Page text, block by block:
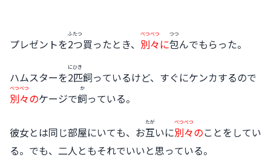
プレゼントを2つ
ふたつ
買ったとき、 別々
べつべつ
に包
つつ
んでもらった。
ハムスターを2匹
にひき
飼っているけど、すぐにケンカするので
別々
べつべつ
のケージで飼
か
っている。
彼女とは同じ部屋にいても、お互
たが
いに別々
べつべつ
のことをしてい
る。でも、二人ともそれでいいと思っている。